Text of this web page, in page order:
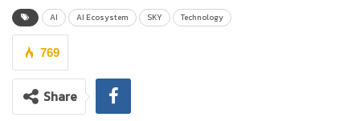
ปฏิวัติอุตสาหกรรมและการใช้ชีวิตของผู้คนในอนาคตมาตลอด บริษัท
จึงวางรากฐานสร้างระบบนิเวศด้านปัญญาประดิษฐ์ หรือ AI
Ecosystem ควบคู่กับการมองหาพันธมิตรผู้เชี่ยวชาญ อาทิ หัวเว่ย
ผู้นำด้านโครงสร้างพื้นฐานเทคโนโลยีสารสนเทศและการสื่อสารและ
สมาร์ทดีไวซ์ และ SenseTime บริษัทพัฒนาเทคโนโลยี AI ชั้นนำระดับ
โลก ซึ่งจะเพิ่มพูนประสบการณ์แก่บุคลากรของสกาย ไอซีทีด้านการ
AI AI Ecosystem SKY Technology
769
Share